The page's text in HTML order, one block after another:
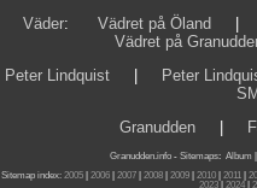
Väder: Vädret på Öland
Vädret på
Peter Lindquist
Peter
Granudden|
Granudden.info- Sitemaps: Album
Sitemap index: 2005| 2006| 2007| 2008| 2009| 2010| 2011|
2023| 2024|